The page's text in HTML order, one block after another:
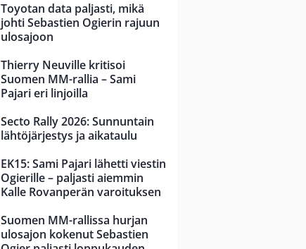
Toyotan data paljasti, mikä
johti Sebastien Ogierin rajuun
ulosajoon
Thierry Neuville kritisoi
Suomen MM-rallia – Sami
Pajari eri linjoilla
Secto Rally 2026: Sunnuntain
lähtöjärjestys ja aikataulu
EK15: Sami Pajari lähetti viestin
Ogierille – paljasti aiemmin
Kalle Rovanperän varoituksen
Suomen MM-rallissa hurjan
ulosajon kokenut Sebastien